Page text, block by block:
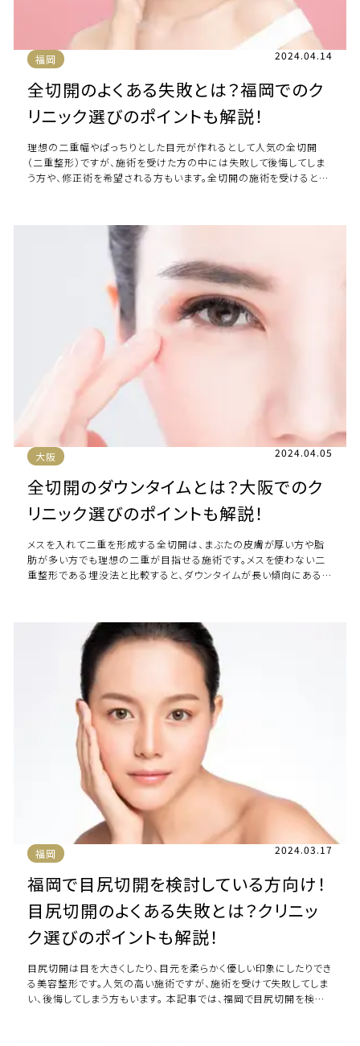
福岡 2024.04.14
全切開のよくある失敗とは？福岡でのク
リニック選びのポイントも解説！
理想の二重幅やぱっちりとした目元が作れるとして人気の全切開
（二重整形）ですが、施術を受けた方の中には失敗して後悔してしま
う方や、修正術を希望される方もいます。全切開の施術を受けると、
大阪 2024.04.05
全切開のダウンタイムとは？大阪でのク
リニック選びのポイントも解説！
メスを入れて二重を形成する全切開は、まぶたの皮膚が厚い方や脂
肪が多い方でも理想の二重が目指せる施術です。メスを使わない二
重整形である埋没法と比較すると、ダウンタイムが長い傾向にあると
福岡 2024.03.17
福岡で目尻切開を検討している方向け！
目尻切開のよくある失敗とは？クリニッ
ク選びのポイントも解説！
目尻切開は目を大きくしたり、目元を柔らかく優しい印象にしたりでき
る美容整形です。人気の高い施術ですが、施術を受けて失敗してしま
い、後悔してしまう方もいます。 本記事では、福岡で目尻切開を検討